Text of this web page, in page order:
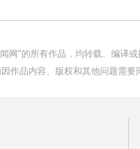
网"的所有作品，均转载、编译
作品内容、版权和其他问题需